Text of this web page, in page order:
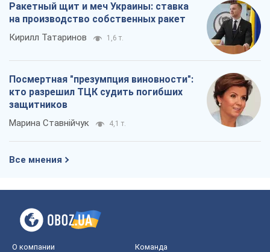
Ракетный щит и меч Украины: ставка
на производство собственных ракет
Кирилл Татаринов 1,6 т.
Посмертная "презумпция виновности":
кто разрешил ТЦК судить погибших
защитников
Марина Ставнійчук 4,1 т.
Все мнения
О компании Команда